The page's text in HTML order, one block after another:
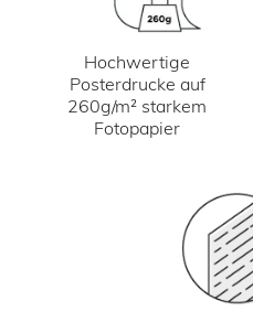
Hochwertige
Posterdrucke auf
260g/m² starkem
Fotopapier